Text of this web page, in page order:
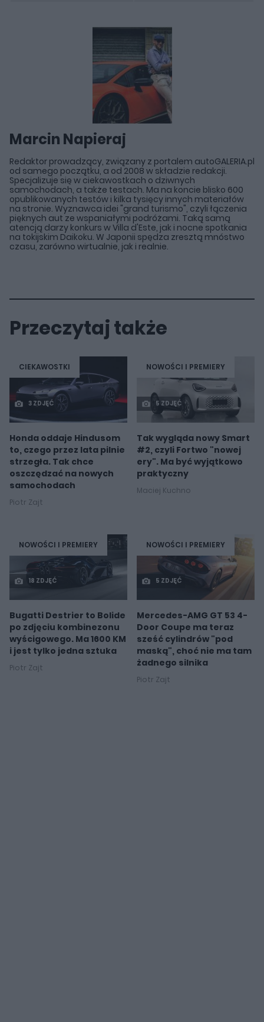
Marcin Napieraj
Redaktor prowadzący, związany z portalem autoGALERIA.pl
od samego początku, a od 2008 w składzie redakcji.
Specjalizuje się w ciekawostkach o dziwnych
samochodach, a także testach. Ma na koncie blisko 600
opublikowanych testów i kilka tysięcy innych materiałów
na stronie. Wyznawca idei "grand turismo", czyli łączenia
pięknych aut ze wspaniałymi podróżami. Taką samą
atencją darzy konkurs w Villa d'Este, jak i nocne spotkania
na tokijskim Daikoku. W Japonii spędza zresztą mnóstwo
czasu, zarówno wirtualnie, jak i realnie.
Przeczytaj także
CIEKAWOSTKI
3 ZDJĘĆ
Honda oddaje Hindusom
to, czego przez lata pilnie
strzegła. Tak chce
oszczędzać na nowych
samochodach
Piotr Zajt
NOWOŚCI I PREMIERY
5 ZDJĘĆ
Tak wygląda nowy Smart
#2, czyli Fortwo "nowej
ery". Ma być wyjątkowo
praktyczny
Maciej Kuchno
NOWOŚCI I PREMIERY
18 ZDJĘĆ
Bugatti Destrier to Bolide
po zdjęciu kombinezonu
wyścigowego. Ma 1600 KM
i jest tylko jedna sztuka
Piotr Zajt
NOWOŚCI I PREMIERY
5 ZDJĘĆ
Mercedes-AMG GT 53 4-
Door Coupe ma teraz
sześć cylindrów "pod
maską", choć nie ma tam
żadnego silnika
Piotr Zajt